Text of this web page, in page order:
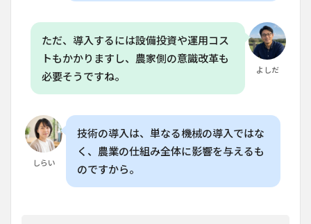
よしだ
ただ、導入するには設備投資や運用コス
トもかかりますし、農家側の意識改革も
必要そうですね。
しらい
技術の導入は、単なる機械の導入ではな
く、農業の仕組み全体に影響を与えるも
のですから。